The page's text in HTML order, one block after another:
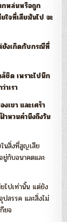
กหล่นหรือถูก
ใจที่เสียมันไป จะ
ยังเกิดกับกรณีที่
ล้ชิด เพราะไปนึก
เรา
งเขา และเศร้า
ฝ้าหวนคำนึงถึงวัน
นสิ่งที่สูญเสีย
ยู่กับอนาคตและ
ไปเท่านั้น แต่ยัง
ปสรรค และสิ่งไม่
ยจ